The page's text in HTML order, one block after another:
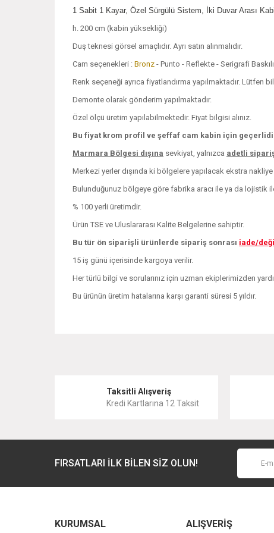
1 Sabit 1 Kayar, Özel Sürgülü Sistem, İki Duvar Arası
h. 200 cm (kabin yüksekliği)
Duş teknesi görsel amaçlıdır. Ayrı satın alınmalıdır.
Cam seçenekleri : Bronz - Punto - Reflekte - Serigrafi
Renk seçeneği ayrıca fiyatlandırma yapılmaktadır. Lütfen
Demonte olarak gönderim yapılmaktadır.
Özel ölçü üretim yapılabilmektedir. Fiyat bilgisi alınız.
Bu fiyat krom profil ve şeffaf cam kabin için
Marmara Bölgesi dışına sevkiyat, yalnızca adetli
Merkezi yerler dışında ki bölgelere yapılacak ekstra nakliye
Bulunduğunuz bölgeye göre fabrika aracı ile ya da lojistik
% 100 yerli üretimdir.
Ürün TSE ve Uluslararası Kalite Belgelerine sahiptir.
Bu tür ön siparişli ürünlerde sipariş sonrası iade/
15 iş günü içerisinde kargoya verilir.
Her türlü bilgi ve sorularınız için uzman ekiplerimizden
Bu ürünün üretim hatalarına karşı garanti süresi 5 yıldır.
Ürün resmi kalitesiz, bozuk veya görüntülenemiyor.
Ürün fiyatı diğer sitelerden daha pahalı.
Taksitli Alışveriş
Kredi Kartlarına 12 Taksit
FIRSATLARI İLK BİLEN SİZ OLUN!
KURUMSAL ALIŞVERİŞ